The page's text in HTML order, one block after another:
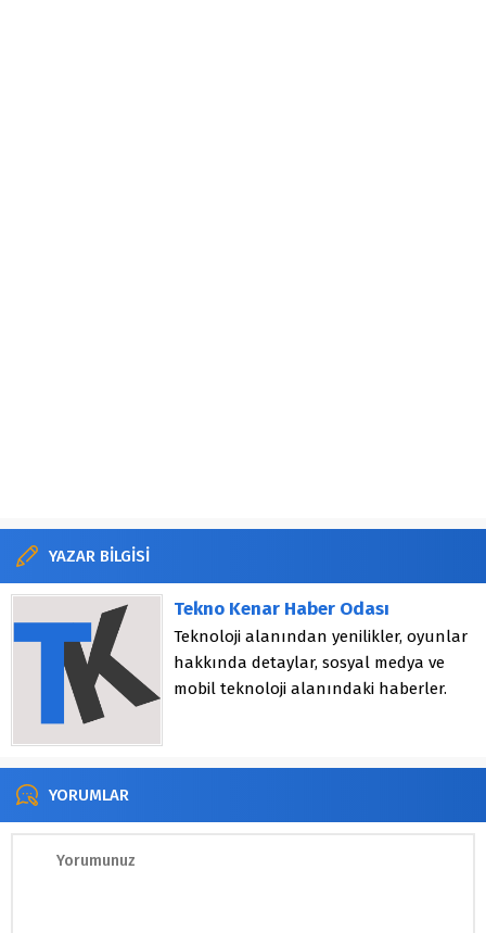
YAZAR BİLGİSİ
Tekno Kenar Haber Odası
Teknoloji alanından yenilikler, oyunlar
hakkında detaylar, sosyal medya ve
mobil teknoloji alanındaki haberler.
YORUMLAR